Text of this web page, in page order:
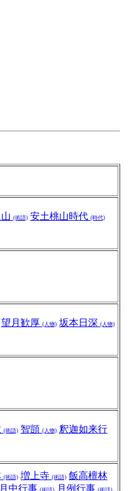
(術語) 安土桃山時代 (時代)
望月歓厚 (人物) 坂本日深 (人物)
(術語) 智顗 (人物) 釈迦如来行
(術語) 増上寺 (術語) 飯高檀林
月中行事 (術語) 月例行事 (術語)